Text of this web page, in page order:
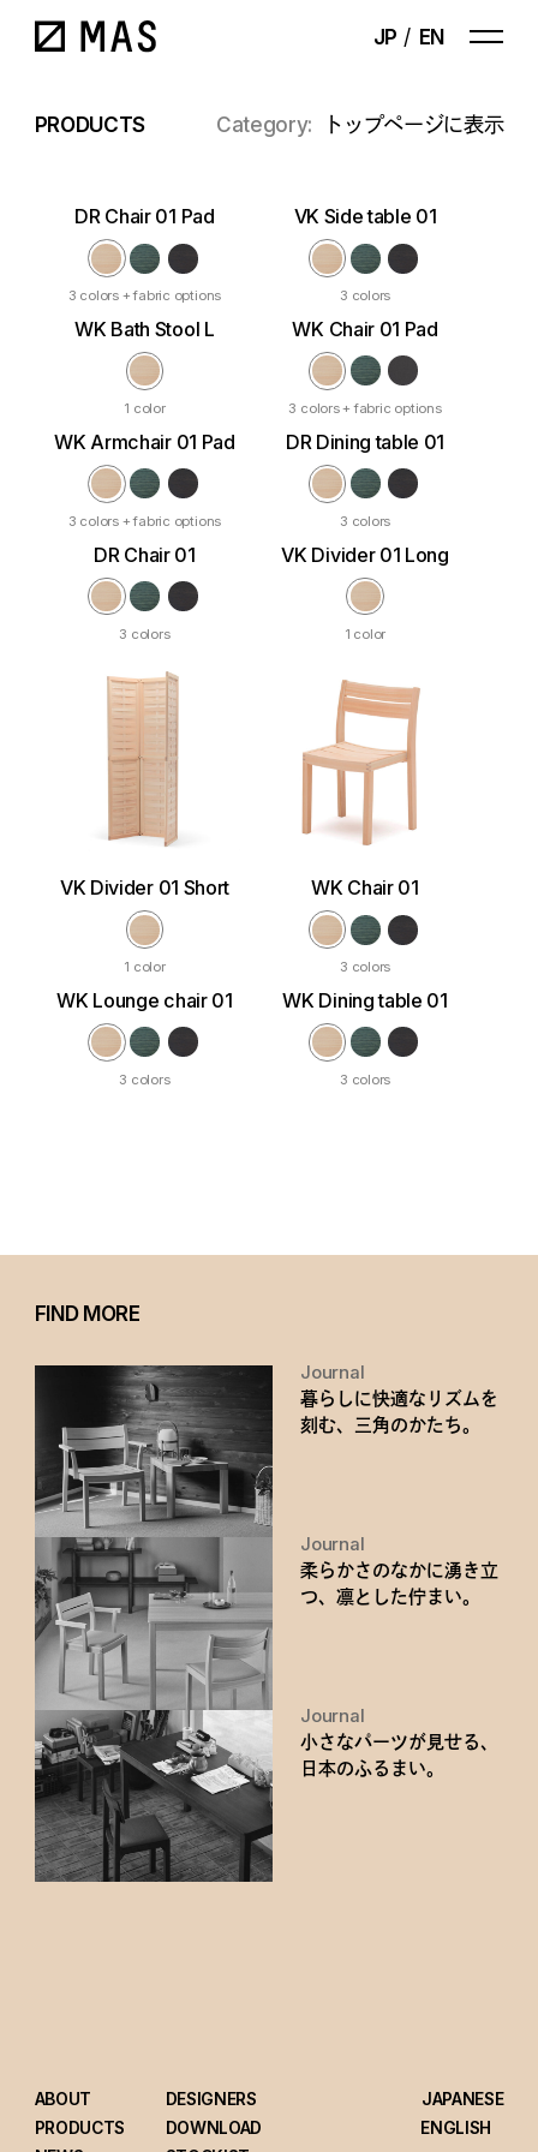
EN
JP
PRODUCTS Category:
トップページに表示
Stools/Benches
Shelves
Accessories
DR Chair 01 Pad
3 colors + fabric options
VK Side table 01
3 colors
WK Bath Stool L
1 color
WK Chair 01 Pad
3 colors + fabric options
WK Armchair 01 Pad
3 colors + fabric options
DR Dining table 01
3 colors
DR Chair 01
3 colors
VK Divider 01 Long
1 color
VK Divider 01 Short
1 color
WK Chair 01
3 colors
WK Lounge chair 01
3 colors
WK Dining table 01
3 colors
FIND MORE
Journal
暮らしに快適なリズムを
刻む、三角のかたち。
Journal
柔らかさのなかに湧き立
つ、凛とした佇まい。
Journal
小さなパーツが見せる、
日本のふるまい。
ABOUT
PRODUCTS
DESIGNERS
DOWNLOAD
JAPANESE
ENGLISH